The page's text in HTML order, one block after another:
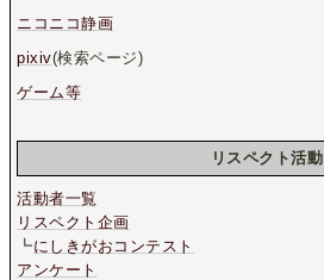
ニコニコ静画
pixiv(検索ページ)
ゲーム等
リスペクト活動
活動者一覧
リスペクト企画
┗にしきがおコンテスト
アンケート